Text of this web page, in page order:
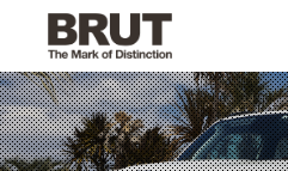
WHAT'S NEW
WHEEL LINEUP